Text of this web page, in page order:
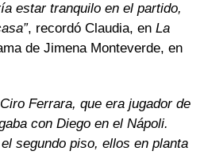
estar tranquilo en el partido,
, recordó Claudia, en La
de Jimena Monteverde, en
Ferrara, que era jugador de
con Diego en el Nápoli.
segundo piso, ellos en planta